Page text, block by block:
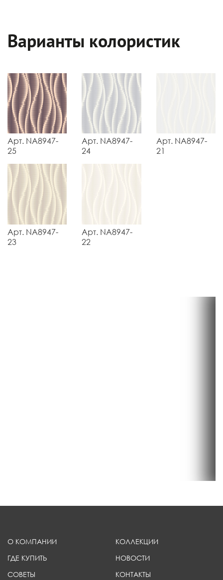
Варианты колористик
Арт. NA8947-
25
Арт. NA8947-
24
Арт. NA8947-
21
Арт. NA8947-
23
Арт. NA8947-
22
О КОМПАНИИ
КОЛЛЕКЦИИ
ГДЕ КУПИТЬ
НОВОСТИ
СОВЕТЫ
КОНТАКТЫ